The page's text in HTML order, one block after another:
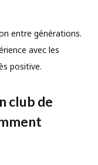
entre générations.
avec les
positive.
club de